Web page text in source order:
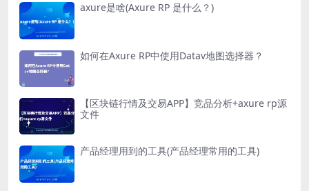
axure是啥(Axure RP 是什么？)
如何在Axure RP中使用Datav地图选择器？
【区块链行情及交易APP】竞品分析+axure rp源
文件
产品经理用到的工具(产品经理常用的工具)